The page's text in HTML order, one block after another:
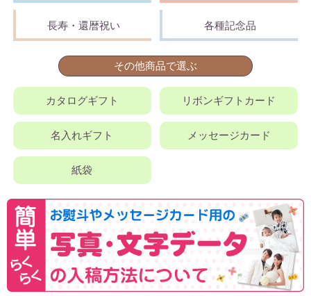
長寿・還暦祝い 各種記念品
その他商品で選ぶ
カタログギフト リボンギフトカード
名入れギフト メッセージカード
紙袋